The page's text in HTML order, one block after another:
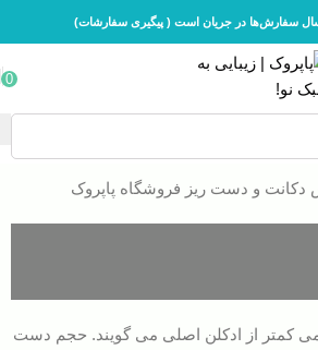
سفارش‌ها در جریان است ( پیگیری سفارشات)
0
کمتر از ادکلن اصلی می گویند. حجم دست